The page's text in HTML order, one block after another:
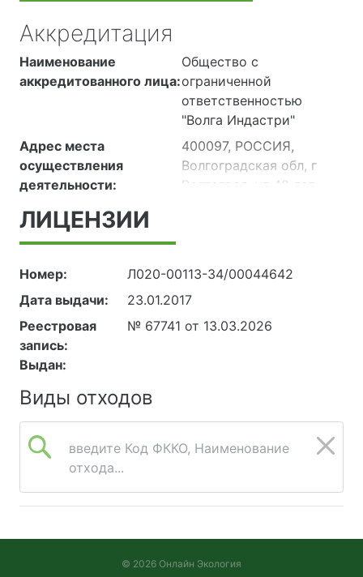
Аккредитация
Наименование
аккредитованного лица:
Общество с
ограниченной
ответственностью
"Волга Индастри"
Адрес места
осуществления
деятельности:
400097, РОССИЯ,
Волгоградская обл, г
Волгоград, ул 40 лет
химического анализа,
эт. 03, пом. 301, 302,
303, 308, 308 а, 308 в,
ЛИЦЕНЗИИ
Номер:
Л020-00113-34/00044642
Дата выдачи:
23.01.2017
Реестровая
запись:
№ 67741 от 13.03.2026
Выдан:
Виды отходов
введите Код ФККО, Наименование
отхода...
© 2026 Онлайн Экология